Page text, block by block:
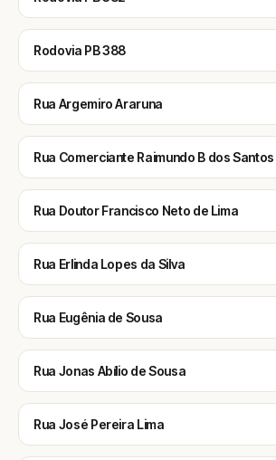
Rodovia PB 388
Rua Argemiro Araruna
Rua Comerciante Raimundo B dos Santos
Rua Doutor Francisco Neto de Lima
Rua Erlinda Lopes da Silva
Rua Eugênia de Sousa
Rua Jonas Abílio de Sousa
Rua José Pereira Lima